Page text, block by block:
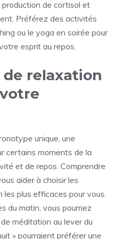
de cortisol et
Préférez des activités
ou le yoga en soirée pour
esprit au repos.
relaxation
unique, une
certains moments de la
et de repos. Comprendre
aider à choisir les
plus efficaces pour vous.
du matin, vous pourriez
méditation au lever du
» pourraient préférer une